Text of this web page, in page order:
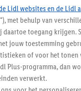
Lidl websites en de Lidl
met behulp van
toegang krijgen.
jouw toestemming
of voor het
Plus-programma, dan
verwerkt.